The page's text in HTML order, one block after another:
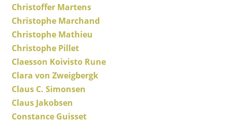
... voir tous les luminaires
Lits
Lits doubles
Lits simples
Lits enfants
Christoffer Martens
Christophe Marchand
Christophe Mathieu
Christophe Pillet
Claesson Koivisto Rune
Clara von Zweigbergk
Claus C. Simonsen
Claus Jakobsen
Constance Guisset